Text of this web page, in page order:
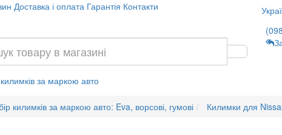
Доставка і оплата Гарантія Контакти
килимків за маркою авто
килимків за маркою авто: Eva, ворсові, гумові Килимки для